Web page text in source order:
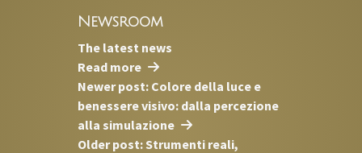
Newsroom
The latest news
Read more
Newer post: Colore della luce e
benessere visivo: dalla percezione
alla simulazione
Older post: Strumenti reali,